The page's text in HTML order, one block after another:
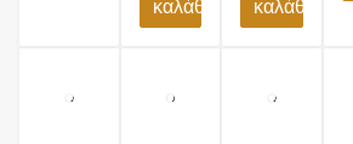
καλάθι
καλάθι